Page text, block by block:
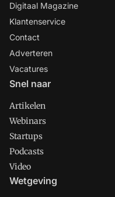
Digitaal Magazine
Klantenservice
Contact
Adverteren
Vacatures
Snel naar
Artikelen
Webinars
Startups
Podcasts
Video
Wetgeving